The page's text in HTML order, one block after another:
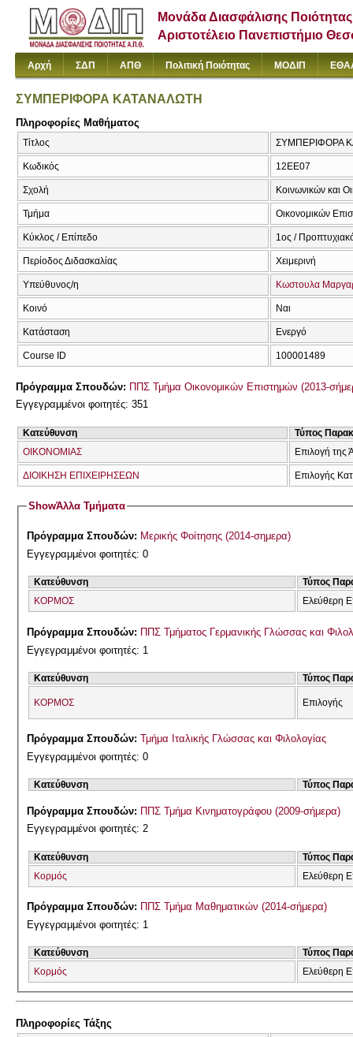
Μονάδα Διασφάλισης Ποιότητας
Αριστοτέλειο Πανεπιστήμιο
Αρχή ΣΔΠ ΑΠΘ Πολιτική Ποιότητας ΜΟΔΙΠ
ΣΥΜΠΕΡΙΦΟΡΑ ΚΑΤΑΝΑΛΩΤΗ
Πληροφορίες Μαθήματος
Τίτλος ΣΥΜΠΕΡΙΦΟΡΑ
Κωδικός 12ΕΕ07
Σχολή Κοινωνικών και
Τμήμα Οικονομικών
Κύκλος / Επίπεδο 1ος /
Περίοδος Διδασκαλίας Χειμερινή
Υπεύθυνος/η Κωστουλα
Κοινό Ναι
Κατάσταση Ενεργό
Course ID 100001489
Πρόγραμμα Σπουδών: ΠΠΣ Τμήμα Οικονομικών Επιστημών (2013-
Εγγεγραμμένοι φοιτητές: 351
Κατεύθυνση
Τύπος
ΟΙΚΟΝΟΜΙΑΣ
Επιλογή της
ΔΙΟΙΚΗΣΗ ΕΠΙΧΕΙΡΗΣΕΩΝ Επιλογής
ShowΆλλα Τμήματα
Πρόγραμμα Σπουδών: Μερικής Φοίτησης (2014-σημερα)
Εγγεγραμμένοι φοιτητές: 0
Κατεύθυνση
Τύπος
ΚΟΡΜΟΣ
Ελεύθερη
Πρόγραμμα Σπουδών: ΠΠΣ Τμήματος Γερμανικής Γλώσσας και
Εγγεγραμμένοι φοιτητές: 1
Κατεύθυνση Τύπος
ΚΟΡΜΟΣ Επιλογής
Πρόγραμμα Σπουδών:Τμήμα Ιταλικής Γλώσσας και Φιλολογίας
Εγγεγραμμένοι φοιτητές: 0
Κατεύθυνση Τύπος
Πρόγραμμα Σπουδών: ΠΠΣ Τμήμα Κινηματογράφου (2009-σήμερα)
Εγγεγραμμένοι φοιτητές: 2
Κατεύθυνση
Τύπος
Κορμός
Ελεύθερη
Πρόγραμμα Σπουδών: ΠΠΣ Τμήμα Μαθηματικών (2014-σήμερα)
Εγγεγραμμένοι φοιτητές: 1
Κατεύθυνση
Τύπος
Κορμός
Ελεύθερη
Πληροφορίες Τάξης